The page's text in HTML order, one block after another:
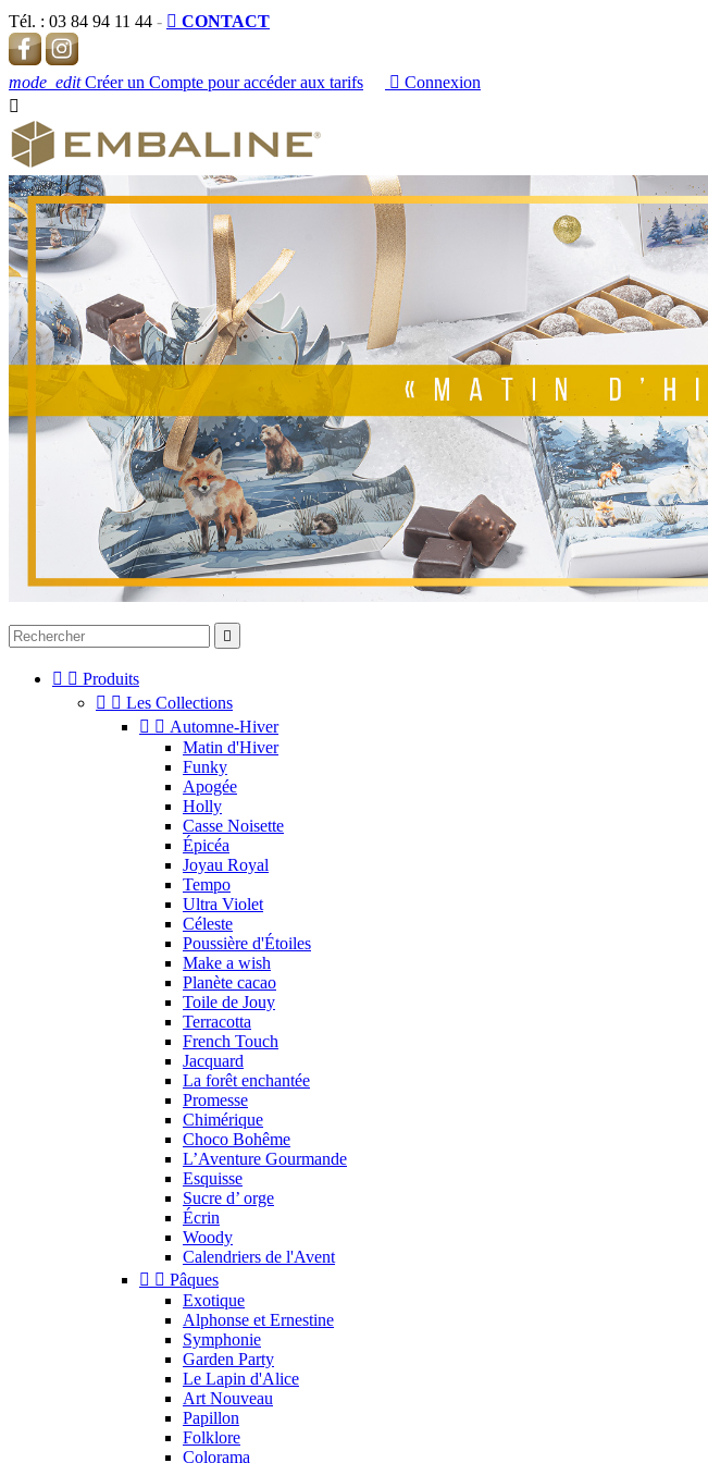
Tél. : 03 84 94 11 44 -  CONTACT
mode_edit Créer un Compte pour accéder aux tarifs  Connexion


  Produits
  Les Collections
  Automne-Hiver
Matin d'Hiver
Funky
Apogée
Holly
Casse Noisette
Épicéa
Joyau Royal
Tempo
Ultra Violet
Céleste
Poussière d'Étoiles
Make a wish
Planète cacao
Toile de Jouy
Terracotta
French Touch
Jacquard
La forêt enchantée
Promesse
Chimérique
Choco Bohême
L’Aventure Gourmande
Esquisse
Sucre d’ orge
Écrin
Woody
Calendriers de l'Avent
  Pâques
Exotique
Alphonse et Ernestine
Symphonie
Garden Party
Le Lapin d'Alice
Art Nouveau
Papillon
Folklore
Colorama